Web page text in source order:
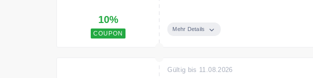
10%
COUPON
Mehr Details
Gültig bis 11.08.2026